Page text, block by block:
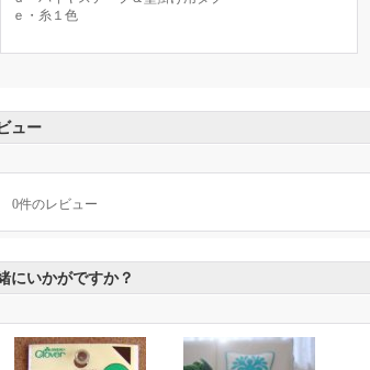
ｅ・糸１色
ュー
0件のレビュー
にいかがですか？